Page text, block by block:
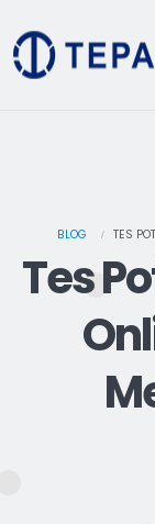
BLOG TES
Tes